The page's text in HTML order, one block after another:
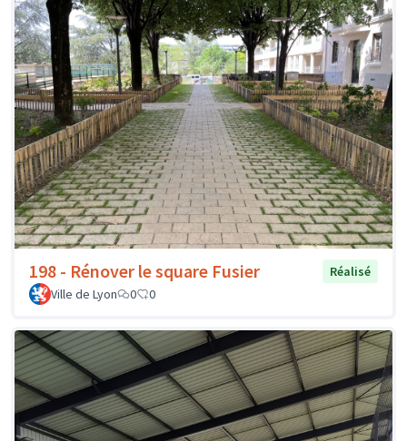
198 - Rénover le square Fusier
Réalisé
Ville de Lyon
0 0